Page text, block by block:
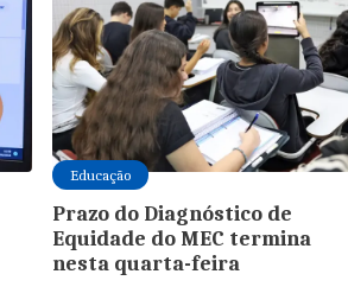
Educação
Prazo do Diagnóstico de
Equidade do MEC termina
nesta quarta-feira